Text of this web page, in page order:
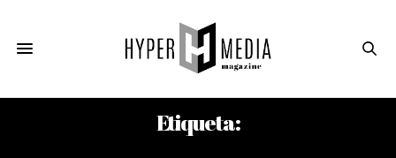
Etiqueta: